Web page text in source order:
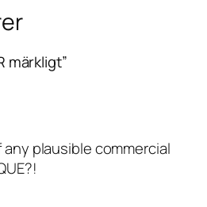
märkligt”
plausible commercial